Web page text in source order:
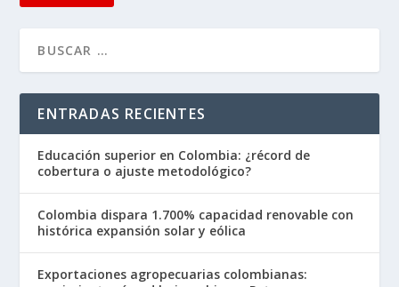
ENTRADAS RECIENTES
Educación superior en Colombia: ¿récord de
cobertura o ajuste metodológico?
Colombia dispara 1.700% capacidad renovable con
histórica expansión solar y eólica
Exportaciones agropecuarias colombianas: